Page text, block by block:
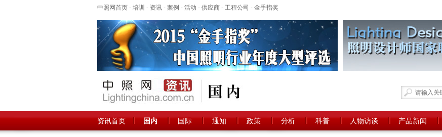
中照网首页 - 培训 - 资讯 - 案例 - 活动 - 供应商 - 工程公司 - 金手指奖
资讯首页 国内 国际 通知 政策 分析 科普 人物访谈 产品新闻